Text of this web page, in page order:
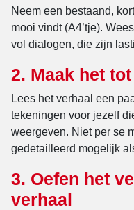
Neem een bestaand,
mooi vindt (A4’tje).
vol dialogen, die zijn
2. Maak het
Lees het verhaal een
tekeningen voor jezelf
weergeven. Niet per se
gedetailleerd mogelijk
3. Oefen het
verhaal